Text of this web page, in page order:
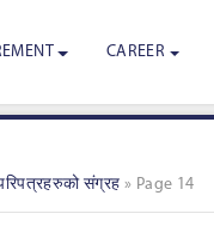
CAREER
परिपत्रहरुको संग्रह » Page 14